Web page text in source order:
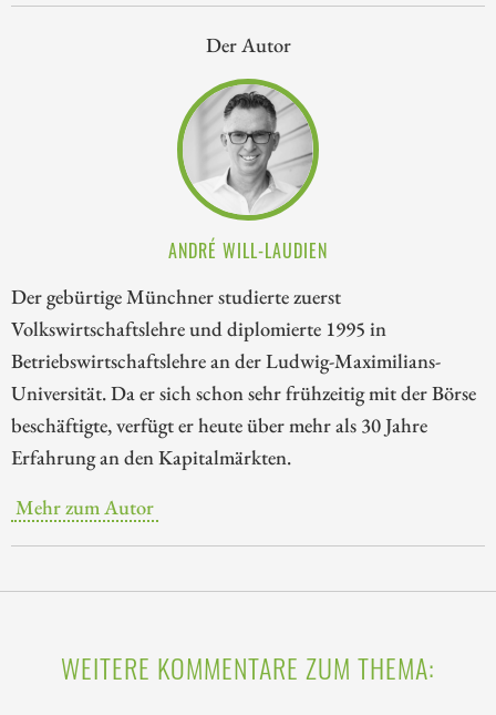
Der Autor
ANDRÉ WILL-LAUDIEN
Der gebürtige Münchner studierte zuerst
Volkswirtschaftslehre und diplomierte 1995 in
Betriebswirtschaftslehre an der Ludwig-Maximilians-
Universität. Da er sich schon sehr frühzeitig mit der Börse
beschäftigte, verfügt er heute über mehr als 30 Jahre
Erfahrung an den Kapitalmärkten.
Mehr zum Autor
WEITERE KOMMENTARE ZUM THEMA: